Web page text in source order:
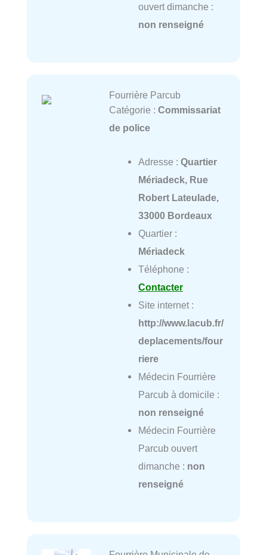
ouvert dimanche :
non renseigné
Fourrière Parcub
Catégorie : Commissariat
de police
Adresse : Quartier
Mériadeck, Rue
Robert Lateulade,
33000 Bordeaux
Quartier :
Mériadeck
Téléphone :
Contacter
Site internet :
http://www.lacub.fr/
deplacements/four
riere
Médecin Fourrière
Parcub à domicile :
non renseigné
Médecin Fourrière
Parcub ouvert
dimanche : non
renseigné